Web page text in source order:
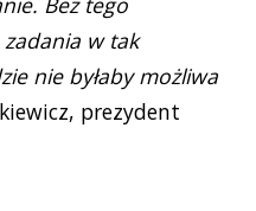
w tak
nie byłaby możliwa
prezydent